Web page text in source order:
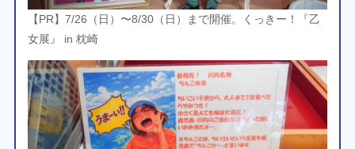
【PR】7/26（日）〜8/30（日）まで開催。くっきー！『乙
女展』 in 枕崎